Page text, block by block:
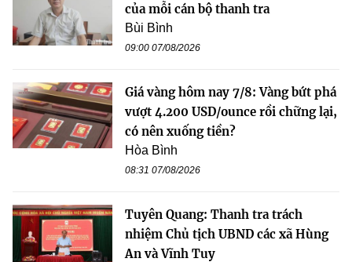
của mỗi cán bộ thanh tra
Bùi Bình
09:00 07/08/2026
Giá vàng hôm nay 7/8: Vàng bứt phá
vượt 4.200 USD/ounce rồi chững lại,
có nên xuống tiền?
Hòa Bình
08:31 07/08/2026
Tuyên Quang: Thanh tra trách
nhiệm Chủ tịch UBND các xã Hùng
An và Vĩnh Tuy